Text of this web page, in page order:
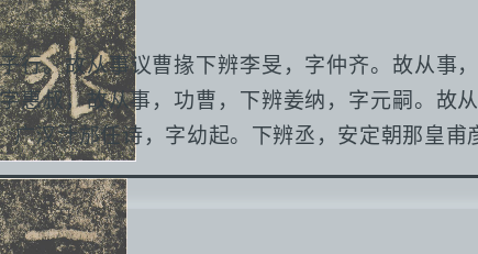
行。故从事议曹掾下辨李旻，字仲齐。故从事
惠叔，故从事，功曹，下辨姜纳，字元嗣。故
汉汁邡任诗，字幼起。下辨丞，安定朝那皇甫